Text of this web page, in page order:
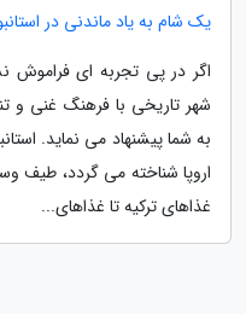
یک شام به یاد ماندنی در
اگر در پی تجربه ای فراموش
شهر تاریخی با فرهنگ غنی و
به شما پیشنهاد می نماید.
اروپا شناخته می گردد، طیف
غذاهای ترکیه تا غذاهای...